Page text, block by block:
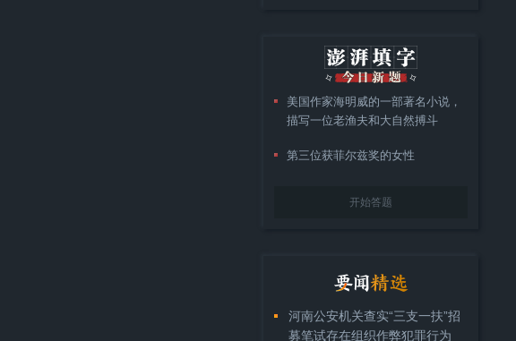
美国作家海明威的一部著名小说，
描写一位老渔夫和大自然搏斗
第三位获菲尔兹奖的女性
开始答题
河南公安机关查实“三支一扶”招
募笔试存在组织作弊犯罪行为